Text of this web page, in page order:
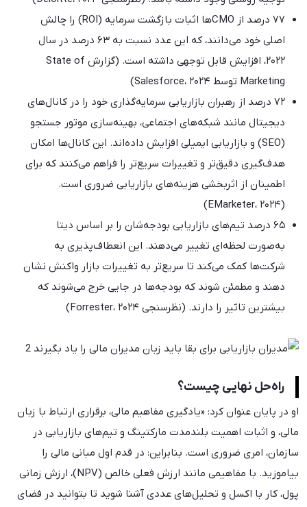
۷۷ درصد از CMOها اثبات بازگشت سرمایه (ROI) را چالش
اصلی خود می‌دانند، که این عدد نسبت به ۶۳ درصد در سال
۲۰۲۲، افزایش قابل توجهی داشته است. (گزارش State of
Marketing توسط Salesforce، ۲۰۲۴)
۷۲ درصد از رهبران بازاریابی سرمایه‌گذاری خود را در کانال‌های
دیجیتال مانند شبکه‌های اجتماعی، بهینه‌سازی موتور جستجو
(SEO) و بازاریابی ایمیلی افزایش داده‌اند. این کانال‌ها امکان
هدف‌گیری دقیق‌تر و تغییرات سریع‌تر را فراهم می‌کنند که برای
اطمینان از اثربخشی هزینه‌های بازاریابی ضروری است.
(EMarketer، ۲۰۲۴)
۶۵ درصد تیم‌های بازاریابی بودجه‌شان را بر اساس دیتا
به‌صورت لحظه‌ای تغییر می‌دهند. این انعطاف‌پذیری به
شرکت‌ها کمک می‌کند تا سریع‌تر به تغییرات بازار واکنش نشان
دهند و مطمئن شوند که بودجه‌ها در جایی خرج می‌شوند که
بیشترین تاثیر را دارند. (نظرسنجی Forrester، ۲۰۲۴)
راه‌حل نهایی چیست؟
او در پایان عنوان کرد: «یادگیری مفاهیم مالی، برقراری ارتباط با زبان
مالی، و اثبات اهمیت بلندمدت مارکتینگ و تیم‌های بازاریابی در
سازمان، امری ضروری است. بنابراین: در قدم اول مبانی مالی را
بیاموزید. با مفاهیمی مانند ارزش فعلی خالص (NPV)، ارزش زمانی
پول، کار با اکسل و تحلیل‌های عددی آشنا شوید تا بتوانید در فضای